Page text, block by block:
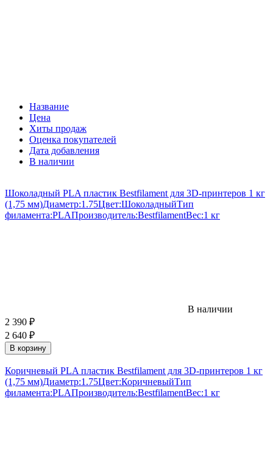
Название
Цена
Хиты продаж
Оценка покупателей
Дата добавления
В наличии
Шоколадный PLA пластик Bestfilament для 3D-принтеров 1 кг
(1,75 мм)Диаметр:1.75Цвет:ШоколадныйТип
филамента:PLAПроизводитель:BestfilamentВес:1 кг
В наличии
2 390 ₽
2 640 ₽
В корзину
Коричневый PLA пластик Bestfilament для 3D-принтеров 1 кг
(1,75 мм)Диаметр:1.75Цвет:КоричневыйТип
филамента:PLAПроизводитель:BestfilamentВес:1 кг